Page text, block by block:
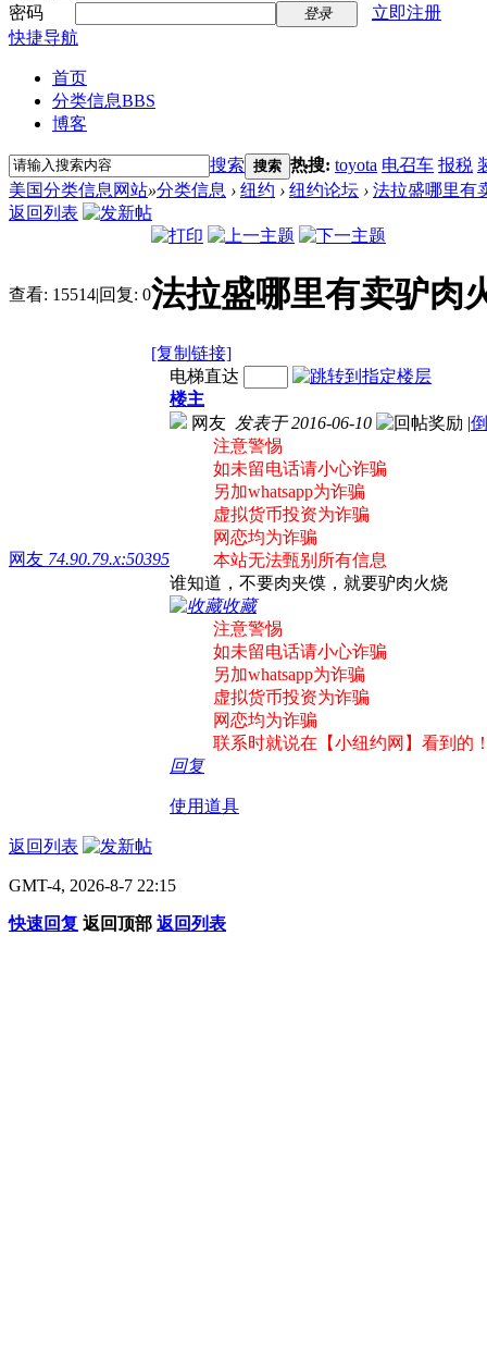
密码
登录
立即注册
快捷导航
首页
分类信息BBS
博客
搜索 搜索 热搜: toyota 电召车 报税
美国分类信息网站»分类信息 › 纽约 › 纽约论坛 › 法拉盛哪里有
返回列表
查看: 15514|回复: 0法拉盛哪里有卖驴肉
[复制链接]
网友 74.90.79.x:50395
电梯直达
楼主
网友 发表于 2016-06-10 |
注意警惕
如未留电话请小心诈骗
另加whatsapp为诈骗
虚拟货币投资为诈骗
网恋均为诈骗
本站无法甄别所有信息
谁知道，不要肉夹馍，就要驴肉火烧
收藏
注意警惕
如未留电话请小心诈骗
另加whatsapp为诈骗
虚拟货币投资为诈骗
网恋均为诈骗
联系时就说在【小纽约网】看到的
回复
使用道具
返回列表
GMT-4, 2026-8-7 22:15
快速回复 返回顶部 返回列表